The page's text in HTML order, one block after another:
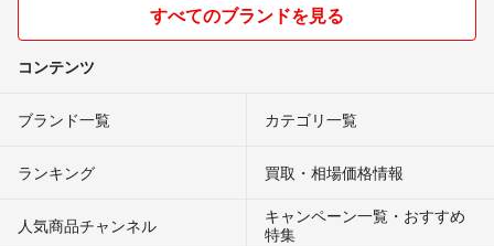
すべてのブランドを見る
コンテンツ
ブランド一覧 カテゴリ一覧
ランキング 買取・相場価格情報
人気商品チャンネル
キャンペーン一覧・おすすめ
特集